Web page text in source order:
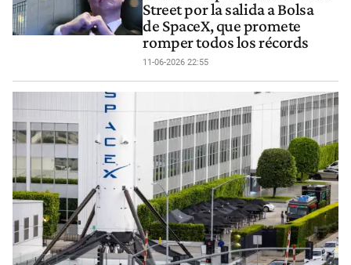
Street por la salida a Bolsa
de SpaceX, que promete
romper todos los récords
11-06-2026 22:55